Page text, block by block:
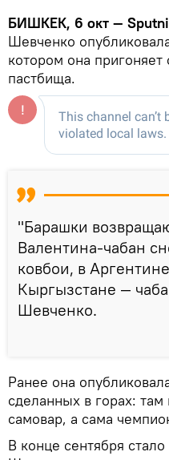
БИШКЕК, 6 окт —
Шевченко
котором она пригоняет
пастбища.
"Барашки
Валентина-чабан
ковбои, в
Кыргызстане —
Шевченко.
Ранее она
сделанных в горах:
самовар, а сама
В конце сентября